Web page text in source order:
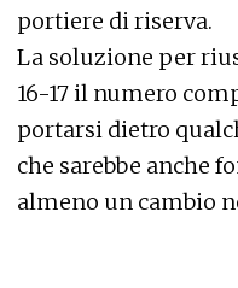
portiere di riserva.
La soluzione per
16-17 il numero
portarsi dietro
che sarebbe anche
almeno un cambio